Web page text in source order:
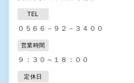
TEL
０５６６－９２－３４００
営業時間
９：３０～１８：００
定休日